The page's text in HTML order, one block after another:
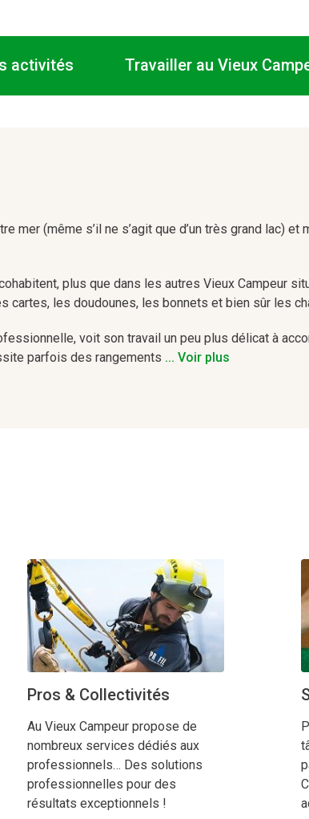
activités Travailler au Vieux
mer (même s’il ne s’agit que d’un très grand lac)
plus que dans les autres Vieux Campeur
les doudounes, les bonnets et bien sûr les
voit son travail un peu plus délicat à
parfois des rangements ... Voir plus
Pros & Collectivités
Au Vieux Campeur propose de
nombreux services dédiés aux
professionnels… Des solutions
professionnelles pour des
résultats exceptionnels !